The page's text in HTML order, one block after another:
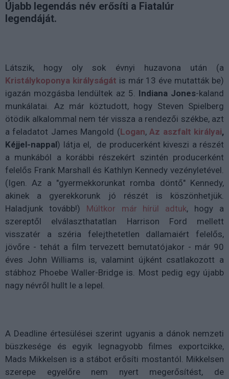
Újabb legendás név erősíti a Fiatalúr
legendáját.
Látszik, hogy oly sok évnyi huzavona után (a
Kristálykoponya királyságát is már 13 éve mutatták be)
igazán mozgásba lendültek az 5. Indiana Jones-kaland
munkálatai. Az már köztudott, hogy Steven Spielberg
ötödik alkalommal nem tér vissza a rendezői székbe, azt
a feladatot James Mangold (Logan,Az aszfalt királyai,
Kéjjel-nappal) látja el, de producerként kiveszi a részét
a munkából a korábbi részekért szintén producerként
felelős Frank Marshall és Kathlyn Kennedy vezényletével.
(Igen. Az a "gyermekkorunkat romba döntő" Kennedy,
akinek a gyerekkorunk jó részét is köszönhetjük.
Haladjunk tovább!) Múltkor már hírül adtuk, hogy a
szereptől elválaszthatatlan Harrison Ford mellett
visszatér a széria felejthetetlen dallamaiért felelős,
jövőre - tehát a film tervezett bemutatójakor - már 90
éves John Williams is, valamint újként csatlakozott a
stábhoz Phoebe Waller-Bridge is. Most pedig egy újabb
nagy névről hullt le a lepel.
A Deadline értesülései szerint ugyanis a dánok nemzeti
büszkesége és egyik legnagyobb filmes exportcikke,
Mads Mikkelsen is a stábot erősíti mostantól. Mikkelsen
szerepe egyelőre nem nyert megerősítést, de